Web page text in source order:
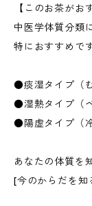
【このお茶がお
中医学体質分類
特におすすめで
●痰湿タイプ（
●湿熱タイプ（
●陽虚タイプ（
あなたの体質を
[今のからだを知